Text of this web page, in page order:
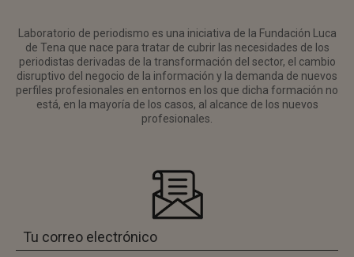
Laboratorio de periodismo es una iniciativa de la Fundación Luca
de Tena que nace para tratar de cubrir las necesidades de los
periodistas derivadas de la transformación del sector, el cambio
disruptivo del negocio de la información y la demanda de nuevos
perfiles profesionales en entornos en los que dicha formación no
está, en la mayoría de los casos, al alcance de los nuevos
profesionales.